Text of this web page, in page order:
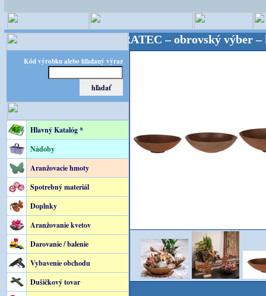
Kód výrobku alebo hľadaný výraz
Hlavný Katalóg *
Nádoby
Aranžovacie hmoty
Spotrebný materiál
Doplnky
Aranžovanie kvetov
Darovanie / balenie
Vybavenie obchodu
Dušičkový tovar
potreby! FLORATEC – obrovský výber –